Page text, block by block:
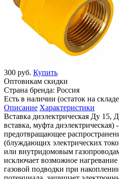
300 руб. Купить
Оптовикам скидки
Страна бренда: Россия
Есть в наличии (остаток на
Описание Характеристики
Вставка диэлектрическая Ду 15,
вставка, муфта диэлектрическая)
предотвращающее
(блуждающих электрических
или внутридомовым
исключает возможное
газовой подводки при